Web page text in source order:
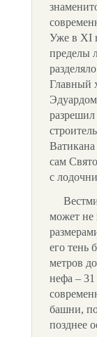
Уже в XI
пределы
Главный
Ватикана
сам
с
может не
его тень
метров
нефа – 31
башни,
позднее